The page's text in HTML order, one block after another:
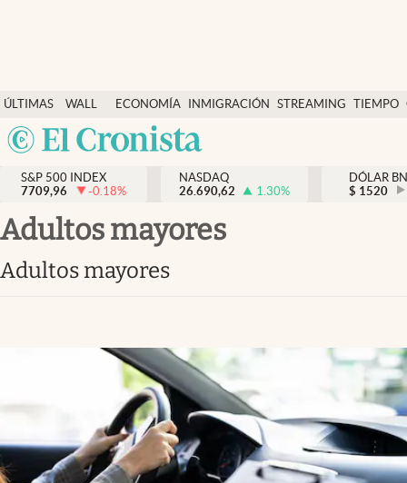
ÚLTIMAS
NOTICIAS
WALL
STREET
Y
DÓLAR
ECONOMÍA INMIGRACIÓN STREAMING TIEMPO
México
Finanzas y economía
Wall Street y dólar
Inmigración
Tiempo
Ciencia y salud
USA
S&P 500 INDEX
7709,96
-0.18%
NASDAQ
26.690,62
1.30%
DÓLAR
$ 1520
Adultos mayores
Adultos mayores